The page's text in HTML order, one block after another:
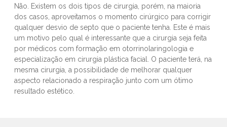
Não. Existem os dois tipos de cirurgia, porém, na maioria
dos casos, aproveitamos o momento cirúrgico para corrigir
qualquer desvio de septo que o paciente tenha. Este é mais
um motivo pelo qual é interessante que a cirurgia seja feita
por médicos com formação em otorrinolaringologia e
especialização em cirurgia plástica facial. O paciente terá, na
mesma cirurgia, a possibilidade de melhorar qualquer
aspecto relacionado a respiração junto com um ótimo
resultado estético.